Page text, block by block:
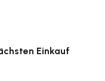
Einkauf